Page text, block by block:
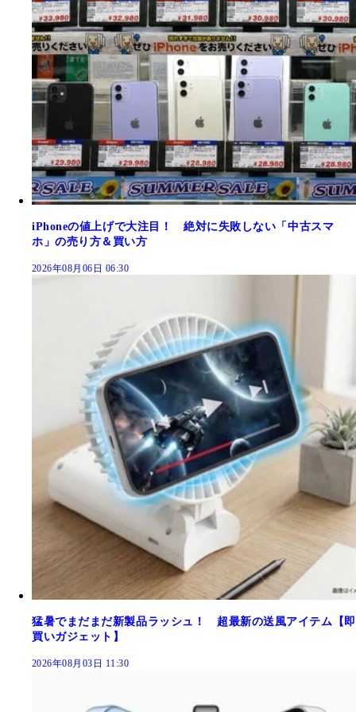
iPhoneの値上げで大注目！ 絶対に失敗しない「中古スマ
ホ」の売り方＆買い方
2026年08月06日 06:30
猛暑でまだまだ新製品ラッシュ！ 超最新の送風アイテム【即
買いガジェット】
2026年08月03日 11:30